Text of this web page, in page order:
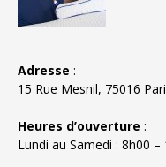
Adresse :
15 Rue Mesnil, 75016
Heures d’ouverture :
Lundi au Samedi : 8h00 –